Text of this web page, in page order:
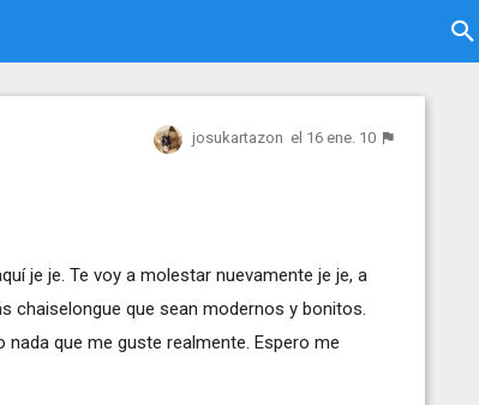
josukartazon el 16 ene. 10
je je. Te voy a molestar nuevamente je je, a
chaiselongue que sean modernos y bonitos.
que me guste realmente. Espero me